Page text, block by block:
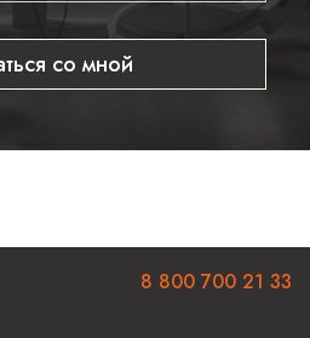
со мной
8 800 700 21 33